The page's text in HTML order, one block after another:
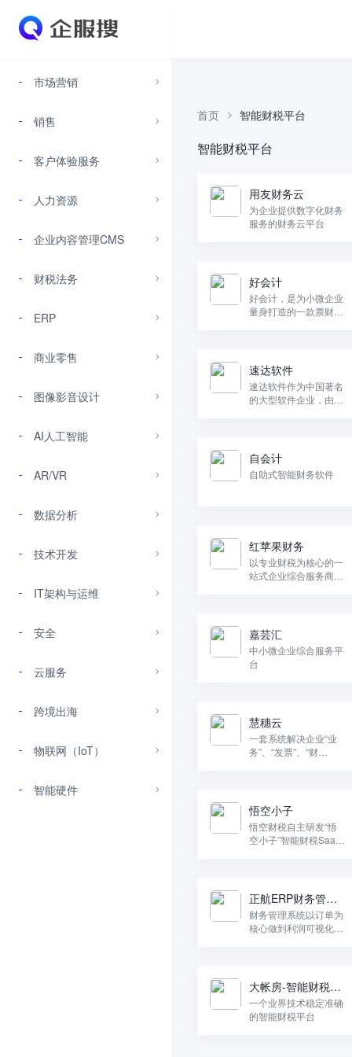
市场营销
销售
客户体验服务
人力资源
企业内容管理CMS
财税法务
ERP
商业零售
图像影音设计
AI人工智能
AR/VR
数据分析
技术开发
IT架构与运维
安全
云服务
跨境出海
物联网（IoT）
智能硬件
首页 智能财税平台
智能财税平台
用友财务云
为企业提供数字化财务
服务的财务云平台
好会计
好会计，是为小微企业
量身打造的一款票财税
速达软件
速达软件作为中国著名
的大型软件企业，由多
导者。
自会计
自助式智能财务软件
红苹果财务
以专业财税为核心的一
站式企业综合服务商，
嘉芸汇
中小微企业综合服务平
台
慧穗云
一套系统解决企业“业
务”、“发票”、“财
悟空小子
悟空财税自主研发“悟
空小子”智能财税SaaS
税种、财税一体化、自
动
正航ERP财务管理
系统
财务管理系统以订单为
核心做到利润可视化做
大帐房-智能财税平
台
一个业界技术稳定准确
的智能财税平台